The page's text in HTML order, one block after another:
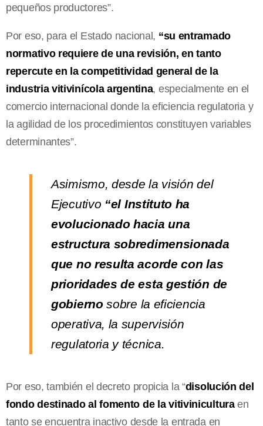
pequeños productores”.
Por eso, para el Estado nacional, “su entramado
normativo requiere de una revisión, en tanto
repercute en la competitividad general de la
industria vitivinícola argentina, especialmente en el
comercio internacional donde la eficiencia regulatoria y
la agilidad de los procedimientos constituyen variables
determinantes”.
Asimismo, desde la visión del
Ejecutivo “el Instituto ha
evolucionado hacia una
estructura sobredimensionada
que no resulta acorde con las
prioridades de esta gestión de
gobiernosobre la eficiencia
operativa, la supervisión
regulatoria y técnica.
Por eso, también el decreto propicia la “disolución del
fondo destinado al fomento de la vitiviniculturaen
tanto se encuentra inactivo desde la entrada en